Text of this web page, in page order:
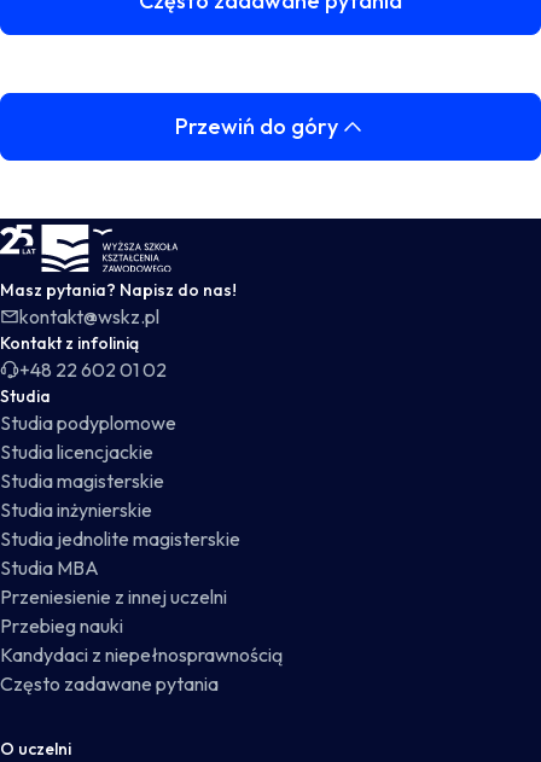
Przewiń do góry
WSKZ - strona główna
Masz pytania? Napisz do nas!
kontakt@wskz.pl
Kontakt z infolinią
+48 22 602 01 02
Studia
Studia podyplomowe
Studia licencjackie
Studia magisterskie
Studia inżynierskie
Studia jednolite magisterskie
Studia MBA
Przeniesienie z innej uczelni
Przebieg nauki
Kandydaci z niepełnosprawnością
Często zadawane pytania
O uczelni